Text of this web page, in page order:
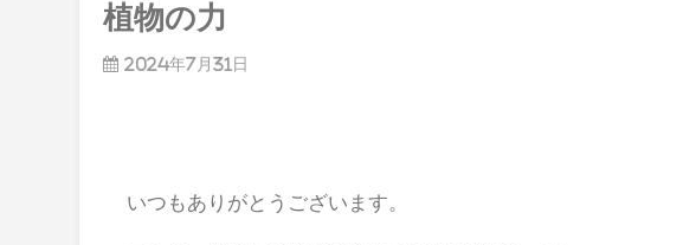
植物の力
2024年7月31日
いつもありがとうございます。